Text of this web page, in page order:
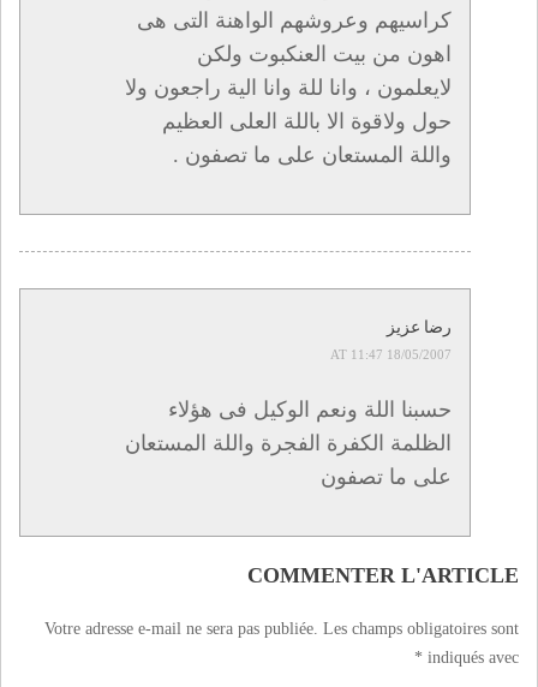
كراسيهم وعروشهم الواهنة التى هى
اهون من بيت العنكبوت ولكن
لايعلمون ، وانا للة وانا الية راجعون ولا
حول ولاقوة الا باللة العلى العظيم
واللة المستعان على ما تصفون .
رضا عزيز
18/05/2007 AT 11:47
حسبنا اللة ونعم الوكيل فى هؤلاء
الظلمة الكفرة الفجرة واللة المستعان
على ما تصفون
COMMENTER L'ARTICLE
Votre adresse e-mail ne sera pas publiée. Les champs obligatoires sont
indiqués avec
*